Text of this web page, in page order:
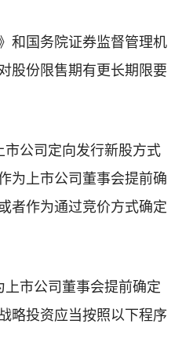
和国务院证券监督管理机
股份限售期有更长期限要
公司定向发行新股方式
为上市公司董事会提前确
者作为通过竞价方式确定
市公司董事会提前确定
略投资应当按照以下程序